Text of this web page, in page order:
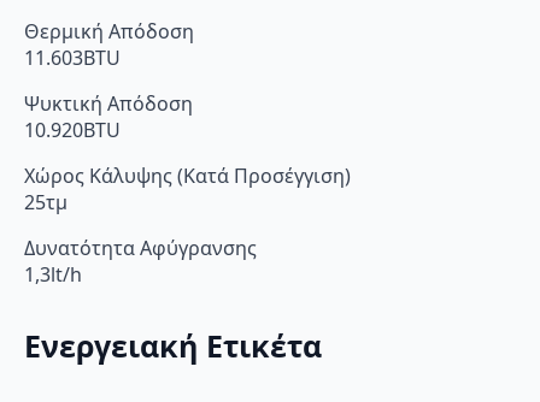
Θερμική Απόδοση
11.603BTU
Ψυκτική Απόδοση
10.920BTU
Χώρος Κάλυψης (Κατά Προσέγγιση)
25τμ
Δυνατότητα Αφύγρανσης
1,3lt/h
Ενεργειακή Ετικέτα